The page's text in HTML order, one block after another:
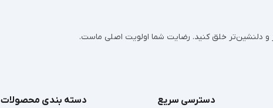
و دلنشین‌تر خلق کنید. رضایت شما اولویت اصلی ماست.
دسترسی سریع
دسته بندی محصولات